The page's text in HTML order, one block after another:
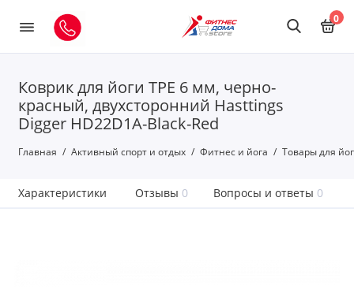
0
Коврик для йоги TPE 6 мм, черно-
красный, двухсторонний Hasttings
Digger HD22D1A-Black-Red
Главная Активный спорт и отдых Фитнес и йога Товары для
Характеристики Отзывы 0 Вопросы и ответы 0